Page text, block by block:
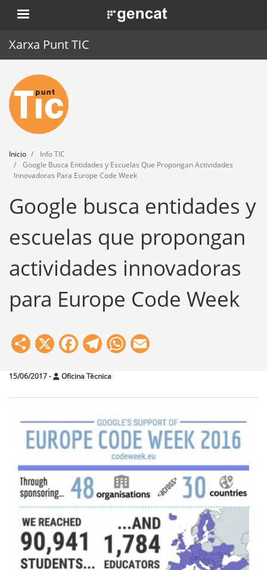
Pasar
al
. Obre en una nova finestra.
Xarxa Punt TIC
Inicio
Punt TIC
Actualidad
Agenda
Herramientas
Inicio
Info TIC
Google Busca Entidades y Escuelas Que Propongan Actividades
Innovadoras Para Europe Code Week
Google busca entidades y
escuelas que propongan
actividades innovadoras
para Europe Code Week
Share
X Facebook
Telegram
WhatsApp
15/06/2017- Oficina Tècnica